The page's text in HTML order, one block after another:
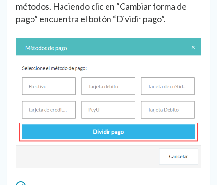
métodos. Haciendo clic en “Cambiar forma de
pago” encuentra el botón “Dividir pago”.